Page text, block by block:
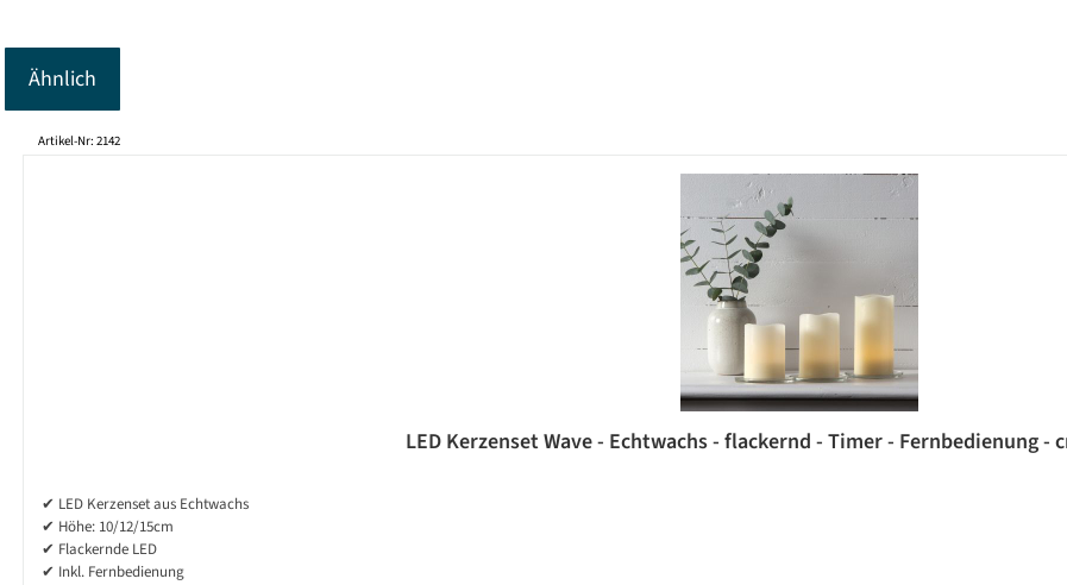
Ähnlich
Produktgalerie überspringen
Artikel-Nr: 2142
LED Kerzenset Wave - Echtwachs - flackernd - Timer - Fernbedienung -
✔ LED Kerzenset aus Echtwachs
✔ Höhe: 10/12/15cm
✔ Flackernde LED
✔ Inkl. Fernbedienung